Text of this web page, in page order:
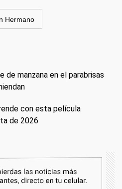
Hermano
de manzana en el parabrisas
con esta película
de 2026